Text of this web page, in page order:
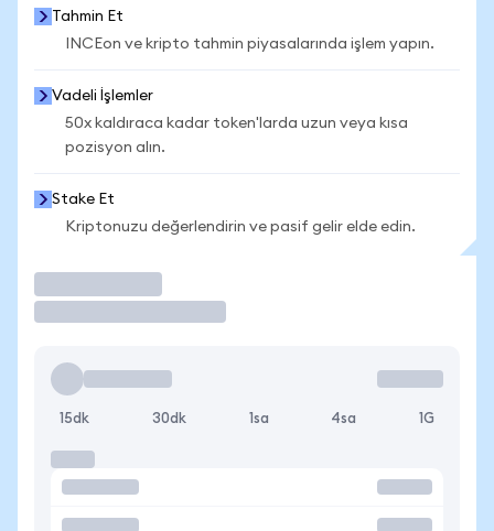
Tahmin Et
INCEon ve kripto tahmin piyasalarında işlem yapın.
Vadeli İşlemler
50x kaldıraca kadar token'larda uzun veya kısa
pozisyon alın.
Stake Et
Kriptonuzu değerlendirin ve pasif gelir elde edin.
15dk 30dk 1sa 4sa 1G